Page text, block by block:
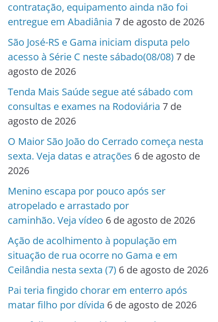
contratação, equipamento ainda não foi
entregue em Abadiânia 7 de agosto de 2026
São José-RS e Gama iniciam disputa pelo
acesso à Série C neste sábado(08/08) 7 de
agosto de 2026
Tenda Mais Saúde segue até sábado com
consultas e exames na Rodoviária 7 de
agosto de 2026
O Maior São João do Cerrado começa nesta
sexta. Veja datas e atrações 6 de agosto de
2026
Menino escapa por pouco após ser
atropelado e arrastado por
caminhão. Veja vídeo 6 de agosto de 2026
Ação de acolhimento à população em
situação de rua ocorre no Gama e em
Ceilândia nesta sexta (7) 6 de agosto de 2026
Pai teria fingido chorar em enterro após
matar filho por dívida 6 de agosto de 2026